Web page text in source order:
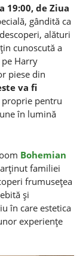
19:00, de Ziua
gândită ca
alături
cunoscută a
pe Harry
piese din
va fi
pentru
în lumină
Bohemian
familiei
frumuseţea
şi
în care estetica
experienţe